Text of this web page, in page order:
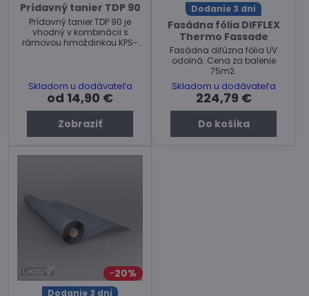
Prídavný tanier TDP 90
Prídavný tanier TDP 90 je
vhodný v kombinácii s
rámovou hmoždinkou KPS-
systémoch. Cena za balenie.
Skladom u dodávateľa
od 14,90 €
Zobraziť
Dodanie 3 dni
Fasádna fólia DIFFLEX
Thermo Fassade
Fasádna difúzna fólia UV
odolná. Cena za balenie
75m2.
Skladom u dodávateľa
224,79 €
Do košíka
20%
Dodanie 3 dni